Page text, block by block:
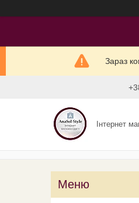
Зараз
Інтернет